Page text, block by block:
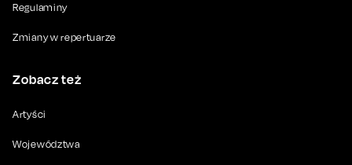
Regulaminy
Zmiany w repertuarze
Zobacz też
Artyści
Województwa